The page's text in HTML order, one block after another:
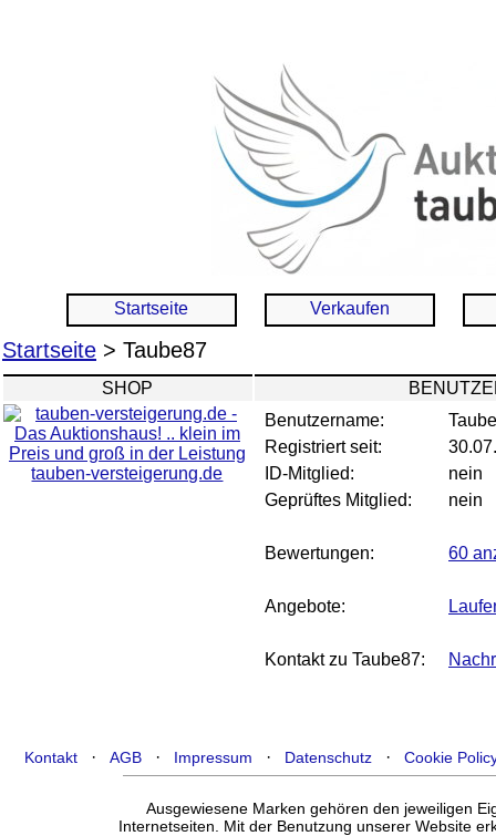
Startseite Verkaufen
Startseite > Taube87
SHOP
tauben-versteigerung.de
Benutzername:
Registriert seit:
ID-Mitglied:
nein
Geprüftes Mitglied:
nein
Bewertungen: 60
Angebote:
Kontakt zu Taube87:
Kontakt ·AGB · Impressum · Datenschutz ·Cookie
Ausgewiesene Marken gehören den jeweiligen
Internetseiten. Mit der Benutzung unserer Website